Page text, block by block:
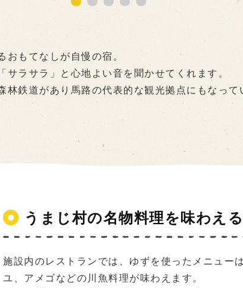
もてなしが自慢の宿。
サラサラ」と心地よい音を聞かせてくれます。
林鉄道があり馬路の代表的な観光拠点にもなって
うまじ村の名物料理を味わえ
施設内のレストランでは、ゆずを使ったメニュー
ユ、アメゴなどの川魚料理が味わえます。